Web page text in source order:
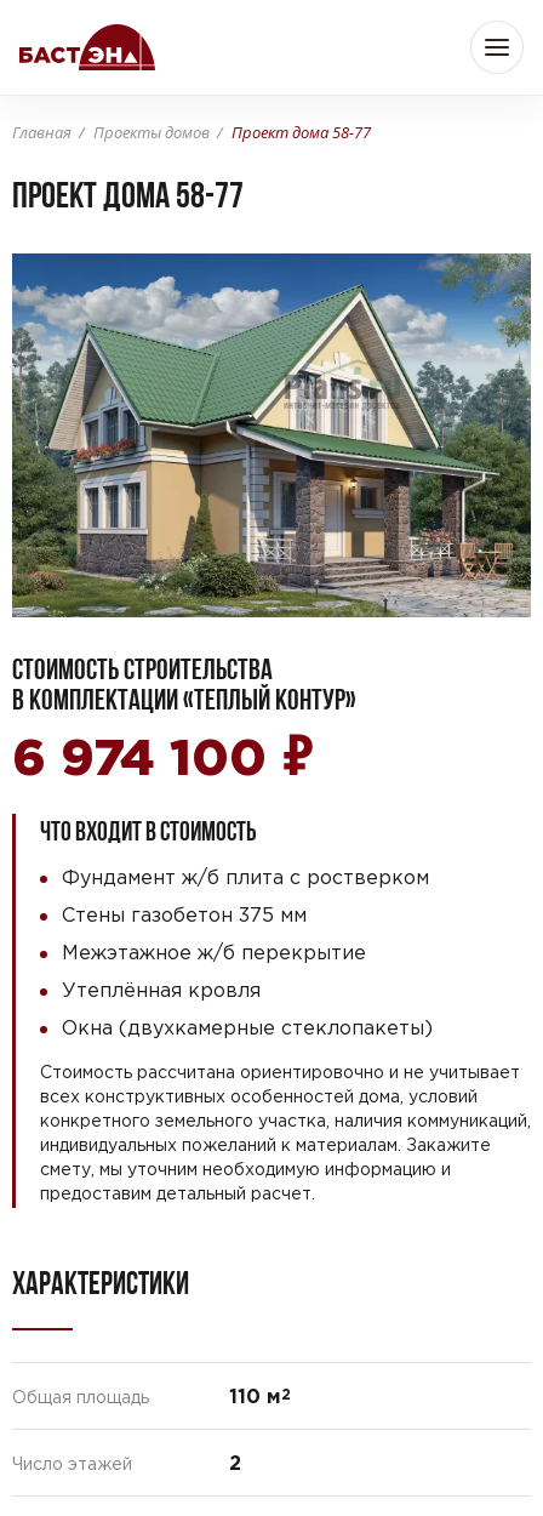
Главная Проекты домов Проект дома 58-77
Проект дома 58-77
СТОИМОСТЬ СТРОИТЕЛЬСТВА
В КОМПЛЕКТАЦИИ «ТЕПЛЫЙ КОНТУР»
6 974 100 ₽
ЧТО ВХОДИТ В СТОИМОСТЬ
Фундамент ж/б плита с ростверком
Стены газобетон 375 мм
Межэтажное ж/б перекрытие
Утеплённая кровля
Окна (двухкамерные стеклопакеты)
Стоимость рассчитана ориентировочно и не учитывает
всех конструктивных особенностей дома, условий
конкретного земельного участка, наличия коммуникаций,
индивидуальных пожеланий к материалам. Закажите
смету, мы уточним необходимую информацию и
предоставим детальный расчет.
ХАРАКТЕРИСТИКИ
Общая площадь 110 м2
Число этажей 2